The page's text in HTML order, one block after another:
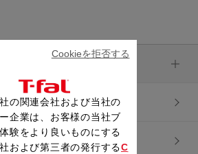
の関連会社および当社の
企業は、お客様の当社ブ
験をより良いものにする
および第三者の発行するC
Cookieを拒否する